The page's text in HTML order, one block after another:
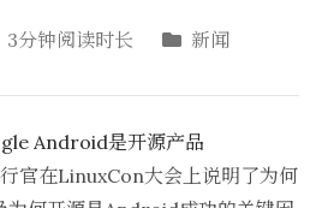
3分钟阅读时长 新闻
Android是开源产品
官在LinuxCon大会上说明了为何